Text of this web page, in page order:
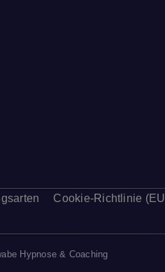
Cookie-Richtlinie
Hypnose & Coaching